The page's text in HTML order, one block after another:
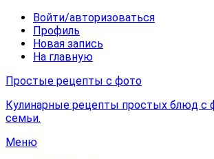
Войти/авторизоваться
Профиль
Новая запись
На главную
Простые рецепты с фото
Кулинарные рецепты простых блюд с
семьи.
Меню